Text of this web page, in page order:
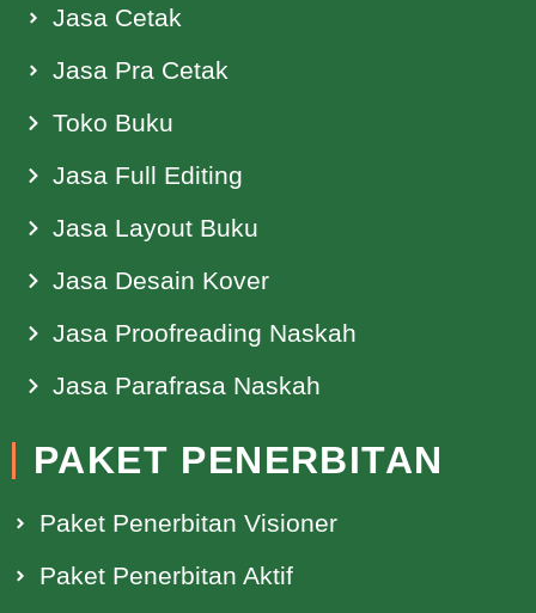
Jasa Cetak
Jasa Pra Cetak
Toko Buku
Jasa Full Editing
Jasa Layout Buku
Jasa Desain Kover
Jasa Proofreading Naskah
Jasa Parafrasa Naskah
PAKET PENERBITAN
Paket Penerbitan Visioner
Paket Penerbitan Aktif